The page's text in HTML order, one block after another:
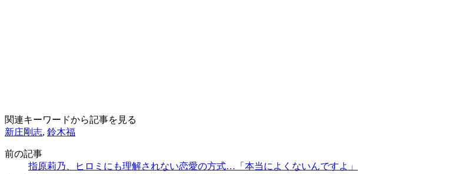
関連キーワードから記事を見る
新庄剛志, 鈴木福
前の記事
指原莉乃、ヒロミにも理解されない恋愛の方式…「本当によくないんですよ」